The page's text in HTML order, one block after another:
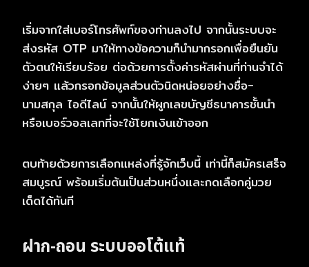
เริ่มจากใส่เบอร์โทรศัพท์ของท่านลงไป จากนั้นระบบจะ
ส่งรหัส OTP มาให้ทางข้อความก็นำมากรอกเพื่อยืนยัน
ตัวตนให้เรียบร้อย ต่อด้วยการตั้งค่ารหัสผ่านที่ท่านจำได้
ง่ายๆ แล้วกรอกข้อมูลส่วนตัวนิดหน่อยอย่างชื่อ-
นามสกุล ไอดีไลน์ จากนั้นให้ผูกเลขบัญชีธนาคารชั้นนำ
หรือเบอร์วอลเลทที่จะใช้โยกเงินเข้าออก
ตบท้ายด้วยการเลือกแหล่งที่รู้จักเว็บนี้ เท่านี้ก็สมัครเสร็จ
สมบูรณ์ พร้อมเริ่มต้นเป็นส่วนหนึ่งและกดเลือกคู่มวย
เด็ดได้ทันที
ฝาก-ถอน ระบบออโต้แท้